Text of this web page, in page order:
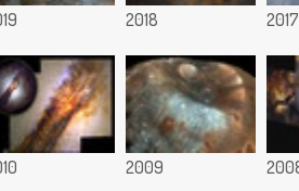
2018 2017
2009